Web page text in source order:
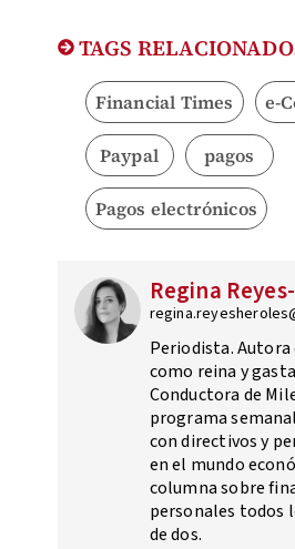
TAGS
Financial Times e-
Paypal pagos
Pagos electrónicos
Regina
Periodista.
como reina y
Conductora de
programa
con directivos y
en el mundo
columna sobre
personales todos
de dos.